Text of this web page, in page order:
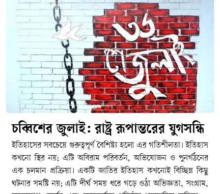
চব্বিশের জুলাই: রাষ্ট্র রূপান্তরের যুগসন্ধি
ইতিহাসের সবচেয়ে গুরুত্বপূর্ণ বৈশিষ্ট্য হলো এর গতিশীলতা। ইতিহাস কখনো স্থির নয়; এটি অবিরাম পরিবর্তন, অভিযোজন ও পুনর্গঠনের এক চলমান প্রক্রিয়া। একটি জাতির ইতিহাস কখনোই বিচ্ছিন্ন কিছু ঘটনার সমষ্টি নয়; এটি দীর্ঘ সময় ধরে গড়ে ওঠা অভিজ্ঞতা, সংগ্রাম, আত্মত্যাগ, অর্জন এবং আত্মমর্যাদা প্রতিষ্ঠার ধারাবাহিক অভিযাত্রা। কোনো জাতি, সমাজ কিংবা রাষ্ট্র একটি নির্দিষ্ট অবস্থায় দীর্ঘকাল টিকে থাকতে পারে না। সময়ের প্রবাহে নতুন বাস্তবতা, নতুন চ্যালেঞ্জ, নতুন সংকট এবং নতুন প্রত্যাশার মুখোমুখি হতে হয়। সেই পরিবর্তিত বাস্তবতার সঙ্গে খাপ খাইয়ে নেয়ার সক্ষমতাই নির্ধারণ করে একটি জাতির অগ্রযাত্রার দিকনির্দেশনা। যে জাতি অতীতের অভিজ্ঞতা ও অর্জনকে শক্তিতে রূপান্তরিত করে ভবিষ্যতের দিকে এগিয়ে যেতে পারে, ইতিহাস শেষ পর্যন্ত তাদের পক্ষেই কথা বলে। পক্ষান্তরে, যে জাতি অতীতের গৌরবকে ভবিষ্যৎ নির্মাণের প্রেরণা হিসেবে গ্রহণ না করে রাজনৈতিক প্রতিদ্বন্দ্বিতার অস্ত্রে পরিণত করে, নিজেদের মধ্যে বিভেদ ও দ্বন্দ্বকে স্থায়ী করে তোলে, তারা একসময় অগ্রগতির পথ হারিয়ে ফেলে। ইতিহাসের শিক্ষা হলো অতীতকে অস্বীকার করা যেমন আত্মঘাতী, তেমনি অতীতের মধ্যেই বন্দী হয়ে থাকাও সমান ক্ষতিকর।পলাশী-উত্তর বাংলাদেশের ইতিহাস মূলত সংগ্রামের ইতিহাস। ১৯৪৭-পূর্ব ঔপনিবেশিক শাসনের বিরুদ্ধে অব্যাহত প্রতিরোধ ও স্বাধীনতার সংগ্রাম, তারপর ১৯৭৪-উত্তর ভাষার জন্য সংগ্রাম, রাজনৈতিক অধিকারের জন্য সংগ্রাম, অর্থনৈতিক বৈষম্যের বিরুদ্ধে সংগ্রাম, সাংস্কৃতিক স্বাতন্ত্র্য রক্ষার সংগ্রাম, আত্মনিয়ন্ত্রণের তথা স্বাধিকারের সংগ্রাম এবং শেষ পর্যন্ত স্বাধীন রাষ্ট্র প্রতিষ্ঠার সংগ্রাম- এর সবকিছু মিলিয়েই আমাদের জাতীয় ইতিহাস নির্মিত হয়েছে। এ ইতিহাসের প্রতিটি গুরুত্বপূর্ণ অধ্যায় পূর্ববর্তী অধ্যায়ের ওপর ভিত্তি করে গড়ে উঠেছে। ১৯৫২-এর ভাষা আন্দোলন ভাষাভিত্তিক বাঙালি জাতীয়তার আত্মপরিচয়ের ভিত্তি নির্মাণ করেছে; ১৯৬৬-এর ছয় দফা আন্দোলন রাজনৈতিক স্বায়ত্তশাসনের দাবিকে সুসংহত করেছে; ১৯৬৯-এর গণঅভ্যুত্থান গণশক্তির সক্ষমতাকে প্রকাশ করেছে; আর ১৯৭১ সালের মহান স্বাধীনতা যুদ্ধ সেই দীর্ঘ সংগ্রামকে স্বাধীন রাষ্ট্র প্রতিষ্ঠার মধ্য দিয়ে পরিণতি দিয়েছে। নিঃসন্দেহে স্বাধীনতা যুদ্ধ আমাদের জাতীয় জীবনের সবচেয়ে গৌরবময় এবং নির্ধারক মাইলফলক, যার মাধ্যমে আমাদের রাজনৈতিক স্বাধীনতা অর্জিত হয়েছে এবং বিশ্ব মানচিত্রে বাংলাদেশ একটি সার্বভৌম রাষ্ট্র হিসেবে আত্মপ্রকাশ করেছে।কিন্তু আমাদের মনে রাখতে হবে যে, একটা জাতির ইতিহাসের পথচলা কোনো একক ঘটনার মধ্যেই থেমে থাকে না। ১৭৫৭ সালের পলাশীর প্রান্তরে নবাব সিরাজ-উদ্দৌলার পরাজয় যেমন এই অঞ্চলে একটি দীর্ঘ ঔপনিবেশিক শাসনের সূচনা করেছিল এবং তার অভিঘাত শতাব্দীর পর শতাব্দী ধরে জাতির জীবনকে প্রভাবিত করেছে, তেমনি ১৯৭১ সালের বিজয়ও কোনো চূড়ান্ত সমাপ্তি ছিল না। স্বাধীনতা অর্জনের মাধ্যমে একটি জাতি রাষ্ট্র প্রতিষ্ঠার সুযোগ পায়, কিন্তু সেই রাষ্ট্রকে কতটা ন্যায়ভিত্তিক, গণতান্ত্রিক, জবাবদিহিমূলক ও বৈষম্যহীন করা যাবে সেই প্রশ্নের উত্তর খুঁজে বের করার সংগ্রাম তখনই শুরু হয়। রাষ্ট্রবিজ্ঞানীরা প্রায়ই বলেন, স্বাধীনতা একটি ঘটনা; কিন্তু ন্যায়ভিত্তিক রাষ্ট্র বিনির্মাণ একটি দীর্ঘমেয়াদি প্রক্রিয়া। সেই প্রক্রিয়ায় কখনো অগ্রগতি আসে, কখনো পশ্চাৎপদতা দেখা দেয়; কখনো জনগণের আকাক্সক্ষা রাষ্ট্রকে সামনে এগিয়ে নেয়, আবার কখনো ক্ষমতার কেন্দ্রীভবন সেই অগ্রযাত্রাকে বাধাগ্রস্ত করে। রাষ্ট্রযন্ত্রের স্বৈরাচারী ভূমিকায় জালেম শাসক শ্রেণীর যাতাকলে পিষ্ট মজলুম জনগণ মুক্তির পথ খোঁজে গণঅভ্যুত্থান কিংবা বিপ্লবের পথে। এই কারণেই স্বাধীনতা কোনো গন্তব্য নয়; এটি রাষ্ট্র হিসেবে নিজস্ব সার্বভৌমত্ব, জনগণের অধিকার এবং ন্যায়বিচার প্রতিষ্ঠার দীর্ঘ যাত্রার সূচনা মাত্র। একটি জাতির ইতিহাসের ক্রমধারায় নতুন নতুন প্রজন্মের আবির্ভাব ঘটে, এবং তাদের সামনে নতুন প্রশ্ন ও নতুন চ্যালেঞ্জ উপস্থিত হয়। ফলে স্বাধীনতার মৌলিক চেতনা তথা মানবিক মর্যাদা, রাজনৈতিক স্বাধীনতা, সামাজিক ন্যায়বিচার ও অর্থনৈতিক সাম্য প্রভৃতি বিষয় প্রতিটি যুগে নতুন বাস্তবতায় নতুনভাবে ব্যাখ্যা ও বাস্তবায়নের দাবি তোলে। বাংলাদেশের ইতিহাসও সেই ধারাবাহিকতার বাইরে নয়। তাই আমাদের জাতীয় ইতিহাসকে কোনো বিচ্ছিন্ন ঘটনার সমষ্টি হিসেবে নয়, বরং একটি চলমান অভিযাত্রা হিসেবে দেখতে হবে যেখানে প্রতিটি সংগ্রাম পূর্ববর্তী সংগ্রামের উত্তরাধিকার বহন করে এবং পরবর্তী সংগ্রামের ভিত্তি নির্মাণ করে। এই ধারাবাহিক ঐতিহাসিক প্রবাহের মধ্যেই ২০২৪ সালের জুলাই গণঅভ্যুত্থানের তাৎপর্য অনুধাবন করতে হবে; একটি প্রতিদ্বন্দ্বী ইতিহাস হিসেবে নয়, বরং বাংলাদেশের রাষ্ট্রযন্ত্র ও সমাজকে আরও ন্যায়ভিত্তিক, বৈষম্যহীন ও স্বৈরাচারমুক্ত করার দীর্ঘ অভিযাত্রার একটি নতুন অধ্যায় হিসেবে।বিশ্ব ইতিহাসের দিকে তাকালেও আমরা একই বাস্তবতা দেখতে পাই। কোনো জাতির ইতিহাসে একটি বড় অর্জন কখনোই চূড়ান্ত পরিণতি নয়; বরং তা নতুন সংগ্রাম, নতুন দায়িত্ব এবং নতুন প্রত্যাশার সূচনা করে। ১৭৭৬ সালের আমেরিকার স্বাধীনতা যুদ্ধ ব্রিটিশ ঔপনিবেশিক শাসন থেকে মুক্তির পথ খুলে দিলেও সেখানে নাগরিক অধিকার, বর্ণসমতা এবং গণতান্ত্রিক অন্তর্ভুক্তির প্রশ্নে দীর্ঘ সংগ্রাম অব্যাহত ছিল। স্বাধীনতার প্রায় দুই শতাব্দী পরও আফ্রিকান-আমেরিকানদের অধিকার প্রতিষ্ঠার জন্য মার্টিন লুথার কিং জুনিয়রের নেতৃত্বে ব্যাপক নাগরিক অধিকার আন্দোলন গড়ে উঠতে হয়েছে। একইভাবে ১৭৮৯ সালের ফরাসি বিপ্লব স্বাধীনতা, সাম্য ও ভ্রাতৃত্বের মহান আদর্শ সামনে নিয়ে এলেও গণতন্ত্র, মানবাধিকার এবং প্রজাতান্ত্রিক মূল্যবোধকে সুসংহত করতে ফরাসি সমাজকে বহু উত্থান-পতন, সংঘাত ও পুনর্গঠনের মধ্য দিয়ে অগ্রসর হতে হয়েছে। দক্ষিণ আফ্রিকায় বর্ণবাদবিরোধী সংগ্রামের মাধ্যমে রাজনৈতিক মুক্তি অর্জনের পরও সামাজিক ন্যায়বিচার, অর্থনৈতিক বৈষম্য দূরীকরণ এবং অন্তর্ভুক্তিমূলক রাষ্ট্র গঠনের প্রশ্নে নতুন সংগ্রামের সূচনা হয়েছে। ইতিহাসের এই অভিজ্ঞতাগুলো আমাদের শেখায় যে রাজনৈতিক মুক্তি একটি গুরুত্বপূর্ণ অর্জন, কিন্তু সেই অর্জনের প্রকৃত মূল্য নির্ধারিত হয় পরবর্তী রাষ্ট্রগঠন প্রক্রিয়ার মাধ্যমে।ইতিহাসের প্রতিটি বিজয় নতুন দায়িত্বের জন্ম দেয়, প্রতিটি অর্জন নতুন প্রত্যাশাকে সামনে নিয়ে আসে। কোনো জাতি যদি অর্জনের স্মৃতিকে সংরক্ষণ করেই সন্তুষ্ট থাকে, কিন্তু সেই অর্জনের অন্তর্নিহিত আদর্শ বাস্তবায়নের পথে অগ্রসর না হয়, তাহলে ইতিহাসের অগ্রযাত্রা থমকে যায়। বাংলাদেশের ক্ষেত্রেও এর ব্যতিক্রম হওয়ার কোনো কারণ নেই। ১৯৭১ সালে স্বাধীন রাষ্ট্র প্রতিষ্ঠার মধ্য দিয়ে গণতন্ত্র, সাম্য, মানবিক মর্যাদা ও সামাজিক ন্যায়বিচারের যে স্বপ্ন জনগণ লালন করেছিল তার পূর্ণ বাস্তবায়ন এখনও একটি চলমান প্রক্রিয়া। ফলে রাষ্ট্র ও সমাজের ভেতরে যখনই সেই আকাক্সক্ষার সঙ্গে বাস্তবতার ফারাক বেড়েছে, তখনই নতুন করে পরিবর্তনের দাবি উত্থাপিত হয়েছে। এই প্রেক্ষাপটে ২০২৪ সালের গণঅভ্যুত্থানকে কোনো বিচ্ছিন্ন ঘটনা, আকস্মিক বিস্ফোরণ বা সাময়িক রাজনৈতিক প্রতিক্রিয়া হিসেবে দেখার সুযোগ নেই। বরং এটি বাংলাদেশের রাষ্ট্র, সমাজ এবং রাজনৈতিক সংস্কৃতির দীর্ঘ বিবর্তনধারার একটি গুরুত্বপূর্ণ মাইলফলক ও বিশেষ অধ্যায়। এটি এমন এক ঐতিহাসিক মুহূর্ত, যখন নতুন প্রজন্ম রাষ্ট্রের সামনে জবাবদিহিতা, ন্যায়বিচার, বৈষম্যহীনতা, ন্যায্য অধিকার এবং নাগরিক মর্যাদার প্রশ্নগুলোকে নতুন করে উত্থাপন করেছে। যে প্রশ্নগুলো এক অর্থে স্বাধীনতার মূল চেতনার সঙ্গেই সম্পর্কযুক্ত, কিন্তু সময়ের পরিবর্তনের সঙ্গে নতুন ভাষা, নতুন অভিজ্ঞতা এবং নতুন বাস্তবতার আলোকে পুনরায় উচ্চারিত হয়েছে।২০২৪-এর এই গণঅভ্যুত্থান বিশেষভাবে তরুণ প্রজন্মের সেই ঐতিহাসিক ভূমিকাকে সামনে নিয়ে এসেছে, যা যুগে যুগে সামাজিক ও রাজনৈতিক পরিবর্তনের প্রধান চালিকাশক্তি হিসেবে কাজ করেছে। ইতিহাস সাক্ষ্য দেয়, রাষ্ট্রীয় প্রতিষ্ঠানগুলো যখন জনগণের প্রত্যাশা পূরণে ব্যর্থ হয়, যখন ক্ষমতার কেন্দ্রীভবন জবাবদিহিতার পরিসর সংকুচিত করে, যখন নাগরিক অংশগ্রহণের সুযোগ সীমিত হয়ে পড়ে এবং যখন ন্যায়বিচারের প্রতি মানুষের আস্থা দুর্বল হতে থাকে, তখন পরিবর্তনের দাবি সবচেয়ে জোরালোভাবে উচ্চারিত হয় তরুণদের কণ্ঠে। কারণ তরুণেরা কেবল বর্তমানের প্রতিনিধিত্ব করে না; তারা ভবিষ্যতের দাবিদার এবং অংশীদারও বটে। তাদের স্বপ্ন, প্রত্যাশা এবং বঞ্চনার অভিজ্ঞতা সমাজের গভীর পরিবর্তনের আকাক্সক্ষাকে দৃশ্যমান করে তোলে। ফলে ইতিহাসের প্রতিটি যুগান্তকারী পরিবর্তনের পেছনে তরুণদের সক্রিয় উপস্থিতি লক্ষ্য করা যায়। ঔপনিবেশিক শাসনের বিরুদ্ধে সংগ্রাম, ভাষা আন্দোলন, ঊনসত্তরের গণঅভ্যুত্থান, মহান স্বাধীনতা যুদ্ধ কিংবা বিশ্বের বিভিন্ন দেশে গণতন্ত্র ও মানবাধিকারের আন্দোলন সব ক্ষেত্রেই তরুণরাই অগ্রণীর ভূমিকা পালন করেছে। তারাই সাহসিকতার সঙ্গে প্রচলিত বাস্তবতাকে প্রশ্ন করেছে, অন্যায়ের বিরুদ্ধে দাঁড়িয়েছে এবং প্রয়োজন হলে আত্মত্যাগের মাধ্যমে ইতিহাসের গতিপথ পরিবর্তন করেছে। বাংলাদেশের রাজনৈতিক পটপরিবর্তনে ২০২৪ সালের জুলাইয়ের ছাত্র আন্দোলনও সেই দীর্ঘ ঐতিহাসিক ধারারই অংশ, যেখানে নতুন প্রজন্ম কেবল একটি তাৎক্ষণিক দাবির জন্য নয়, বরং রাষ্ট্র ও সমাজের চরিত্র নিয়ে একটি বৃহত্তর প্রশ্ন উত্থাপন করেছে। সেই কারণেই জুলাইয়ের গণঅভ্যুত্থানের তাৎপর্য কেবল একটি রাজনৈতিক ঘটনার মধ্যে সীমাবদ্ধ নয়; এটি রাষ্ট্রের ভবিষ্যৎ বিনির্মাণ নিয়ে জনগণের নতুন আকাঙ্ক্ষা এবং বিশেষত তরুণ প্রজন্মের ঐতিহাসিক আত্মপ্রকাশের এক গুরুত্বপূর্ণ দলিল। আমাদের জাতীয় জীবনের প্রায় প্রতিটি যুগান্তকারী অধ্যায়ের কেন্দ্রবিন্দুতে ছিল তরুণদের সাহস, স্বপ্ন এবং আত্মত্যাগ। ১৯৫২ সালের ভাষা আন্দোলনে রাষ্ট্রীয় দমন-পীড়নের মুখেও তরুণ ছাত্রসমাজ মাতৃভাষার অধিকার প্রতিষ্ঠার জন্য জীবন উৎসর্গ করেছে। ১৯৬৯-এর গণঅভ্যুত্থানে তারুণ্যের নেতৃত্বেই স্বৈরশাসনের ভিত কেঁপে উঠেছিল। ১৯৭১ সালের মহান স্বাধীনতা যুদ্ধে অসংখ্য তরুণ অস্ত্র হাতে নিয়ে স্বাধীনতার জন্য জীবন বাজি রেখেছিল। ১৯৯০ সালের স্বৈরাচারবিরোধী আন্দোলনেও ছাত্রসমাজ গণতন্ত্র পুনরুদ্ধারের সংগ্রামে অগ্রণী ভূমিকা পালন করে। একই ধারাবাহিকতায় ২০২৪ সালের ছাত্র-জনতার গণআন্দোলনও প্রমাণ করেছে যে বাংলাদেশের ইতিহাসে পরিবর্তনের সবচেয়ে শক্তিশালী চালিকাশক্তি এখনও তরুণ প্রজন্ম। যুগ বদলেছে, প্রেক্ষাপট বদলেছে, কিন্তু ন্যায়, মর্যাদা এবং অধিকারের প্রশ্নে তারুণ্যের ঐতিহাসিক ভূমিকা অপরিবর্তিত রয়েছে।সঙ্গত কারণে তরুণেরা সাধারণত বিদ্যমান ব্যবস্থাকে প্রশ্ন করার সাহস রাখে। তারা প্রতিষ্ঠিত সত্য তথা বন্দোবস্তকে অন্ধভাবে মেনে নিতে চায় না; বরং বাস্তবতার সঙ্গে আদর্শের ফারাককে চিহ্নিত করতে চায়। তাদের মধ্যে ভবিষ্যৎ কল্পনার শক্তি থাকে, নতুন সম্ভাবনা নির্মাণের সাহস থাকে এবং প্রয়োজন হলে ব্যক্তিগত ঝুঁকি গ্রহণের মানসিকতাও থাকে। জার্মান বংশোদ্ভুত মার্কিন রাজনৈতিক তাত্ত্বিক হানা আরেন্টের (১৯০৬-১৯৭৫) মতে, প্রতিটি নতুন প্রজন্ম পৃথিবীতে নতুন সূচনার সম্ভাবনা নিয়ে আসে। ইতিহাসের নানা পর্যায়ে আমরা দেখেছি, সমাজ যখন স্থবির হয়ে পড়ে বা রাষ্ট্র যখন জনগণের আকাঙ্ক্ষা থেকে বিচ্ছিন্ন হতে শুরু করে, তখন সেই নতুন সূচনার আহ্বান সবচেয়ে প্রবলভাবে এসেছে তরুণদের কাছ থেকেই। বাংলাদেশের জুলাই অভ্যুত্থানও সেই অর্থে কেবল একটি রাজনৈতিক প্রতিবাদ ছিল না; এটি ছিল নতুন প্রজন্মের পক্ষ থেকে রাষ্ট্রের উদ্দেশে একটি মৌলিক প্রশ্ন: রাষ্ট্র কার জন্য, ক্ষমতা কার স্বার্থে এবং স্বাধীনতার প্রকৃত অর্থ কী? সে যাই হোক, ইতিহাসের আরেকটি গুরুত্বপূর্ণ বাস্তবতাও আমাদের স্মরণে রাখতে হবে। ইতিহাস কেবল অতীতের ঘটনা-পরম্পরা নয়; এটি বর্তমানের রাজনীতিরও একটি গুরুত্বপূর্ণ ক্ষেত্র। ক্ষমতার রাজনীতিতে অতীতের স্মৃতি প্রায়ই মূল্যবান সম্পদে পরিণত হয়। ইতিহাস তখন শুধু গবেষণা, বিশ্লেষণ বা শিক্ষা গ্রহণের বিষয় থাকে না; বরং রাজনৈতিক বৈধতা অর্জন, জনসমর্থন সংগঠিত করা এবং নৈতিক কর্তৃত্ব প্রতিষ্ঠার একটি কার্যকর হাতিয়ার হয়ে ওঠে। ফরাসি সমাজবিজ্ঞানী পিয়েরে বুর্দিয়োর (১৯৩০-২০০২) ভাষায়, এটি এক ধরনের ‘প্রতীকী পুঁজি’ (সিম্বোলিক ক্যাপিটাল), যার মাধ্যমে ব